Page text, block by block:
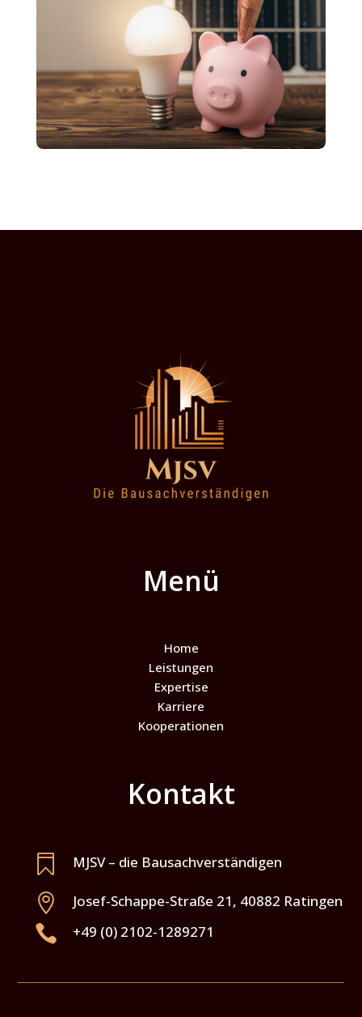
Menü
Home
Leistungen
Expertise
Karriere
Kooperationen
Kontakt
 MJSV – die Bausachverständigen
 Josef-Schappe-Straße 21, 40882 Ratingen
 +49 (0) 2102-1289271